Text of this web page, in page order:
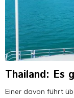
Thailand: Es
Einer davon führt